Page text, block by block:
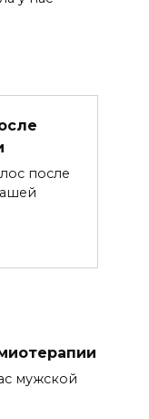
после
мужской